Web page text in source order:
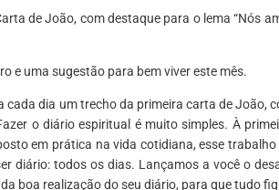
de João, com destaque para o lema “Nós
e uma sugestão para bem viver este mês.
dia um trecho da primeira carta de João,
o diário espiritual é muito simples. À
em prática na vida cotidiana, esse
diário: todos os dias. Lançamos a você o
boa realização do seu diário, para que tudo